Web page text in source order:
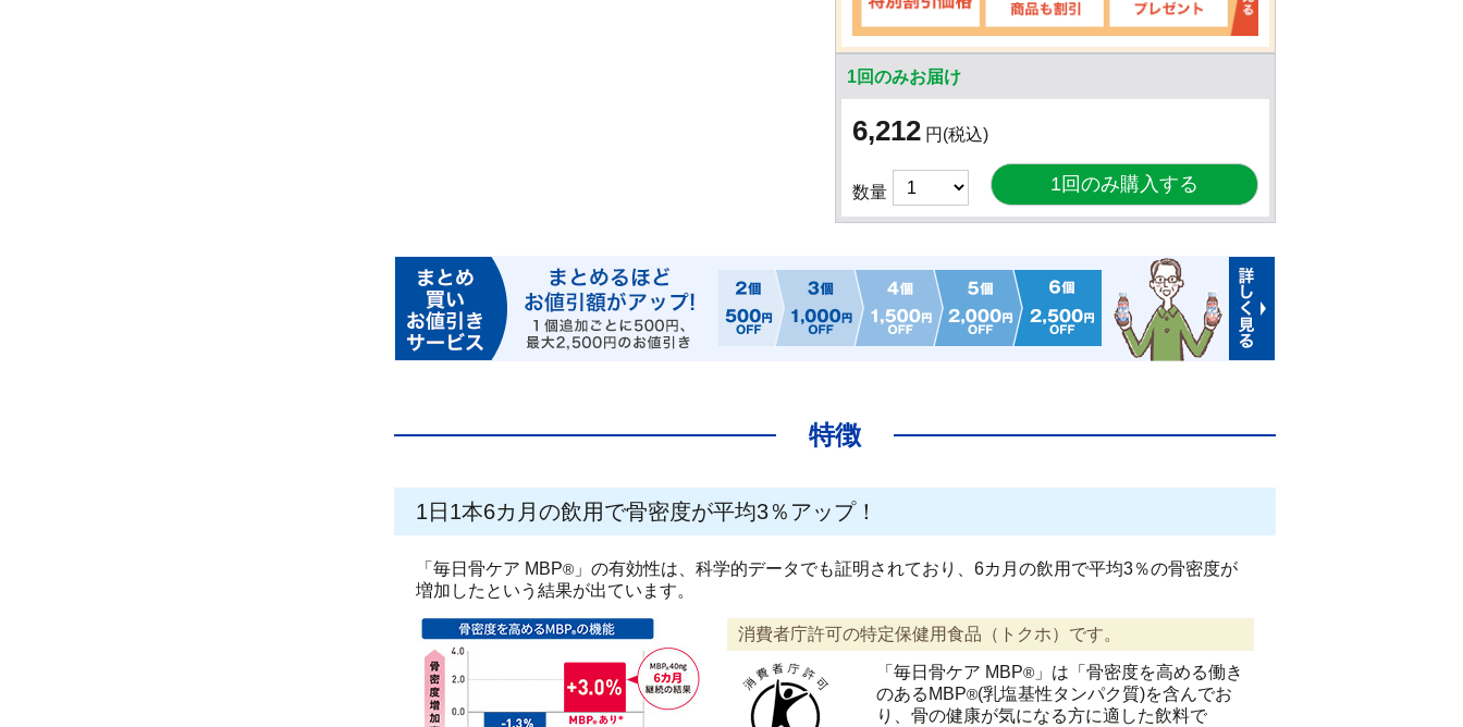
1回のみお届け
6,212 円 (税込)
数量
特徴
1日1本6カ月の飲用で骨密度が平均3％アップ！
「毎日骨ケア MBP® 」の有効性は、科学的データでも証明されており、6カ月の飲用で平均3％の骨密度が
増加したという結果が出ています。
消費者庁許可の特定保健用食品（トクホ）です。
「毎日骨ケア MBP® 」は「骨密度を高める働き
のあるMBP®(乳塩基性タンパク質)を含んでお
り、骨の健康が気になる方に適した飲料で